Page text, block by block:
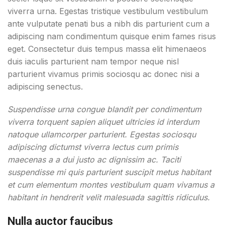
viverra urna. Egestas tristique vestibulum vestibulum
ante vulputate penati bus a nibh dis parturient cum a
adipiscing nam condimentum quisque enim fames risus
eget. Consectetur duis tempus massa elit himenaeos
duis iaculis parturient nam tempor neque nisl
parturient vivamus primis sociosqu ac donec nisi a
adipiscing senectus.
Suspendisse urna congue blandit per condimentum
viverra torquent sapien aliquet ultricies id interdum
natoque ullamcorper parturient. Egestas sociosqu
adipiscing dictumst viverra lectus cum primis
maecenas a a dui justo ac dignissim ac. Taciti
suspendisse mi quis parturient suscipit metus habitant
et cum elementum montes vestibulum quam vivamus a
habitant in hendrerit velit malesuada sagittis ridiculus.
Nulla auctor faucibus